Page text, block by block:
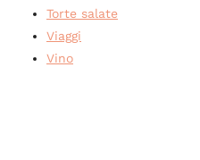
Torte salate
Viaggi
Vino